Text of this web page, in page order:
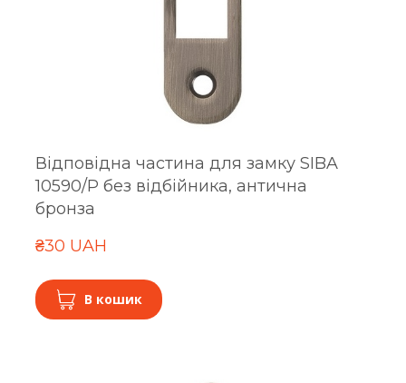
Відповідна частина для замку SIBA
10590/P без відбійника, антична
бронза
₴30 UAH
В кошик